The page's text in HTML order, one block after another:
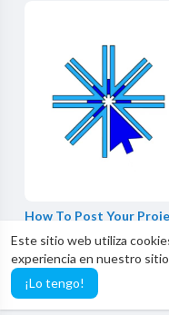
Este sitio web utiliza
experiencia en nuestro
¡Lo tengo!
How To Post Your
0 vistas· 3 años hace